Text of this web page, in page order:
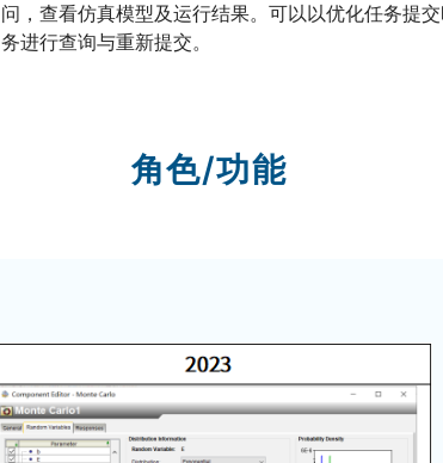
问，查看仿真模型及运行结果。可以以优化任务提
务进行查询与重新提交。
角色/功能